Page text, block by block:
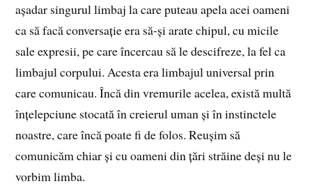
așadar singurul limbaj la care puteau apela acei oameni
ca să facă conversație era să-și arate chipul, cu micile
sale expresii, pe care încercau să le descifreze, la fel ca
limbajul corpului. Acesta era limbajul universal prin
care comunicau. Încă din vremurile acelea, există multă
înțelepciune stocată în creierul uman și în instinctele
noastre, care încă poate fi de folos. Reușim să
comunicăm chiar și cu oameni din țări străine deși nu le
vorbim limba.